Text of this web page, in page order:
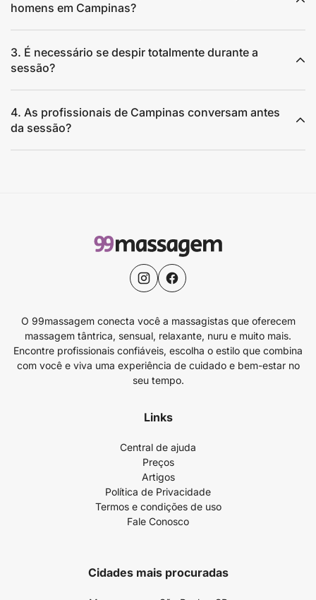
homens em Campinas?
3. É necessário se despir totalmente durante a
sessão?
4. As profissionais de Campinas conversam antes
da sessão?
O 99massagem conecta você a massagistas que oferecem
massagem tântrica, sensual, relaxante, nuru e muito mais.
Encontre profissionais confiáveis, escolha o estilo que combina
com você e viva uma experiência de cuidado e bem-estar no
seu tempo.
Links
Central de ajuda
Preços
Artigos
Política de Privacidade
Termos e condições de uso
Fale Conosco
Cidades mais procuradas